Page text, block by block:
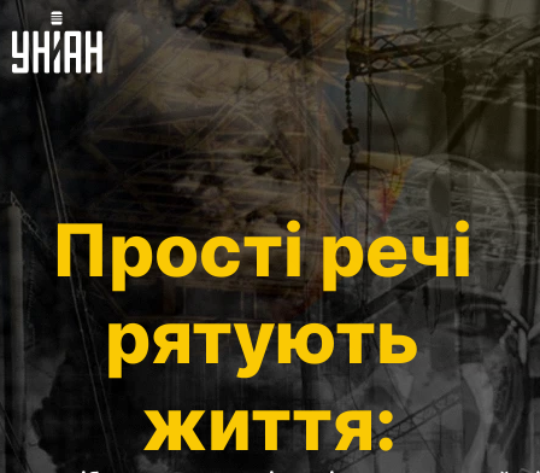
Прості речі
рятують
життя: